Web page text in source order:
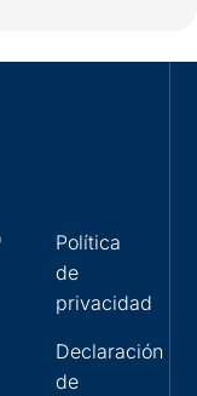
Política
de
privacidad
Declaración
de